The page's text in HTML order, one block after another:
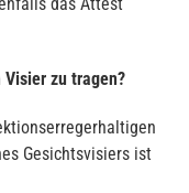
zu tragen?
Gesichtsvisiers ist